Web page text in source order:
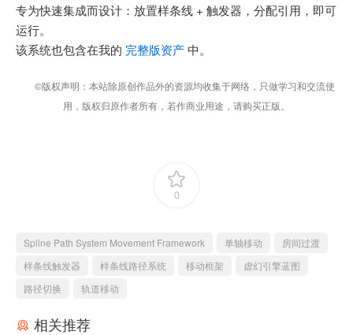
专为快速集成而设计：放置样条线 + 触发器，分配引用，即可
运行。
该系统也包含在我的 完整版资产中。
©版权声明：本站除原创作品外的资源均收集于网络，只做学习和交流使
用，版权归原作者所有，若作商业用途，请购买正版。
0
Spline Path System Movement Framework 单轴移动
房间过渡
样条线触发器
样条线路径系统 移动框架
虚幻引擎蓝图
路径切换
轨道移动
相关推荐